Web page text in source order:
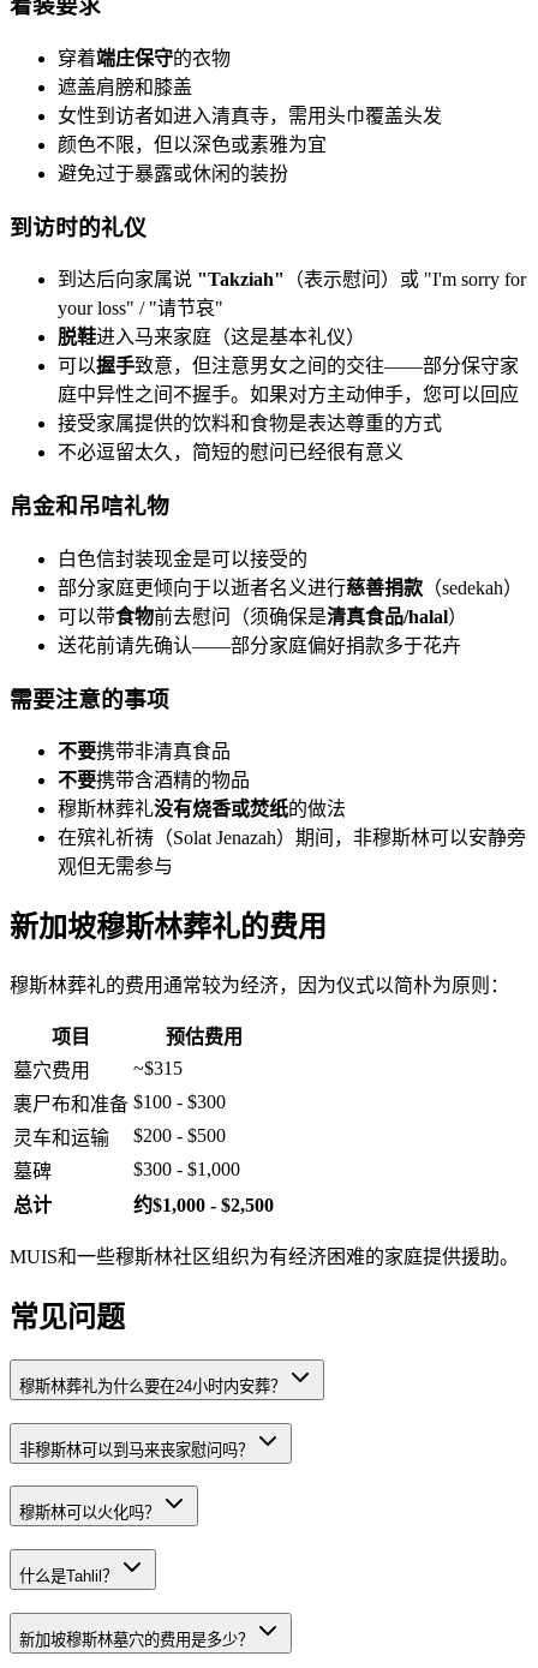
着装要求
穿着端庄保守的衣物
遮盖肩膀和膝盖
女性到访者如进入清真寺，需用头巾覆盖头发
颜色不限，但以深色或素雅为宜
避免过于暴露或休闲的装扮
到访时的礼仪
到达后向家属说 "Takziah"
（表示慰问）或 "I'm sorry for
your loss" / "请节哀"
脱鞋进入马来家庭（这是基本礼仪）
可以握手致意，但注意男女之间的交往——部分保守家
庭中异性之间不握手。如果对方主动伸手，您可以回应
接受家属提供的饮料和食物是表达尊重的方式
不必逗留太久，简短的慰问已经很有意义
帛金和吊唁礼物
白色信封装现金是可以接受的
部分家庭更倾向于以逝者名义进行慈善捐款 （sedekah）
可以带食物前去慰问（须确保是清真食品/halal）
送花前请先确认——部分家庭偏好捐款多于花卉
需要注意的事项
不要携带非清真食品
不要携带含酒精的物品
穆斯林葬礼没有烧香或焚纸的做法
在殡礼祈祷（Solat Jenazah）期间，非穆斯林可以安静旁
观但无需参与
新加坡穆斯林葬礼的费用
穆斯林葬礼的费用通常较为经济，因为仪式以简朴为原则：
项目
预估费用
墓穴费用
~$315
裹尸布和准备 $100 - $300
灵车和运输
$200 - $500
墓碑
$300 - $1,000
总计
约$1,000 - $2,500
MUIS和一些穆斯林社区组织为有经济困难的家庭提供援助。
常见问题
穆斯林葬礼为什么要在24小时内安葬？
非穆斯林可以到马来丧家慰问吗？
穆斯林可以火化吗？
什么是Tahlil？
新加坡穆斯林墓穴的费用是多少？